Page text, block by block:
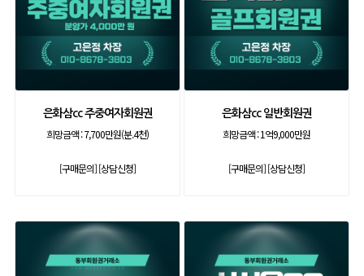
은화삼cc 주중여자회원권
희망금액 :7,700만원(분.4천)
[구매문의][상담신청]
은화삼cc 일반회원권
희망금액 :1억9,000만원
[구매문의][상담신청]